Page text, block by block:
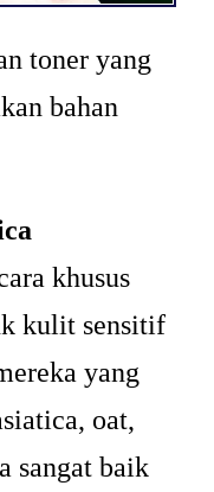
toner yang
bahan
khusus
kulit sensitif
yang
oat,
sangat baik